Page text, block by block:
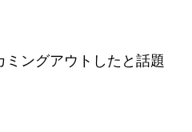
ングアウトしたと話題